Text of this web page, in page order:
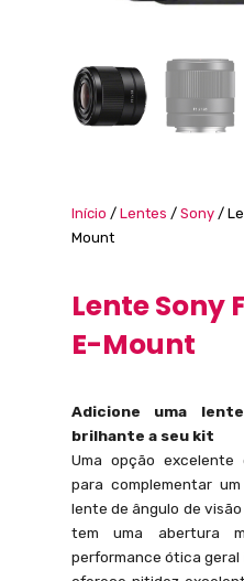
Início / Lentes / Sony/
Mount
Lente Sony
E-Mount
Adicione uma
brilhante a seu kit
Uma opção excelente
para complementar
lente de ângulo de visão
tem uma abertura
performance ótica